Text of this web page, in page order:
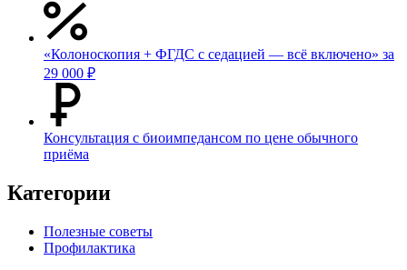
«Колоноскопия + ФГДС с седацией — всё включено» за
29 000 ₽
Консультация с биоимпедансом по цене обычного
приёма
Категории
Полезные советы
Профилактика